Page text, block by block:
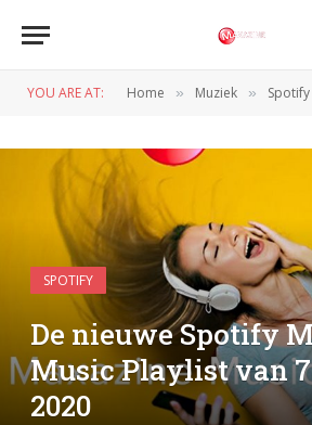
YOU ARE AT: Home » Muziek » Spotify
SPOTIFY
De nieuwe Spotify
Music Playlist van
2020